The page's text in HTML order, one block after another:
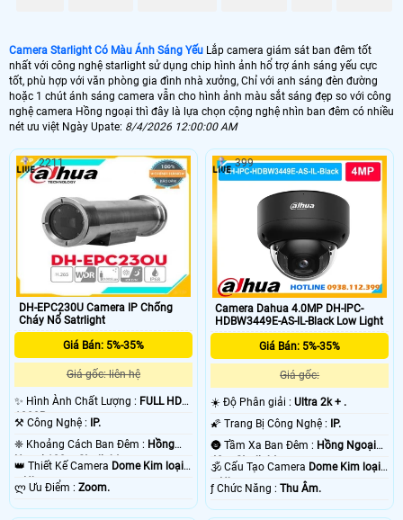
🌛 Camera Starlight kbvision
1.500.000 VNĐ kx-s2001c4
🌙 Lắp Camera Starlight Dahua
2.10.000 VNĐ HFW2230SP-S-S2
💥 Lắp Camera Starlight Hikvision
1.400,000 VNĐ DS-2CE71D8T-PIRL
💙 Lắp Camera Wifi Starlight
1.700.000 VNĐ Ebitcam EBO2
🥈 Lắp Camera Starlight Trọn Bộ
1.700.000 VNĐ Camera Dahua
Camera starlight mang lại hiệu quả giám sát ban đêm tốt nhất, có thể nói đây
là giải pháp lắp camera phù hợp cho gia đình văn phòng, với tiêu chí giám sát
ban đêm hiệu quả hình ảnh rõ nét. Ngoài ra camera starlight vẫn có thể giám
sát hồng ngoại trong điều kiện không có ánh sáng cho giải pháp giám sát
hoàn hảo hơn. 😱
Camera Starlight Có Màu Ánh Sáng Yếu Lắp camera giám sát ban đêm tốt
nhất với công nghệ starlight sử dụng chip hình ảnh hổ trợ ánh sáng yếu cực
tốt, phù hợp với văn phòng gia đình nhà xưởng, Chỉ với anh sáng đèn đường
hoặc 1 chút ánh sáng camera vẫn cho hình ảnh màu sắt sáng đẹp so với công
nghệ camera Hồng ngoại thì đây là lựa chọn cộng nghệ nhìn ban đêm có nhiều
nét ưu việt Ngày Upate: 8/4/2026 12:00:00 AM
DH-EPC230U Camera IP Chống
Cháy Nổ Satrlight
Giá Bán: 5%-35%
Giá gốc: liên hệ
✨ Hình Ành Chất Lượng : FULL HD
1080P .
⚒ Công Nghệ :
IP.
❈ Khoảng Cách Ban Đêm : Hồng
Ngoại 100m Starlight.
👑 Thiết Kế Camera Dome Kim loại
+ Nhựa.
️ლ Ưu Điểm : Zoom.
2211
Camera Dahua 4.0MP DH-IPC-
HDBW3449E-AS-IL-Black Low Light
Giá Bán: 5%-35%
Giá gốc:
☀️ Độ Phân giải :Ultra 2k + .
🌠 Trang Bị Công Nghệ :
IP.
🌚 Tầm Xa Ban Đêm : Hồng Ngoại
40m Starlight.
🕉️ Cấu Tạo Camera Dome Kim loại
+ Nhựa.
️ƒ Chức Năng :Thu Âm.
399